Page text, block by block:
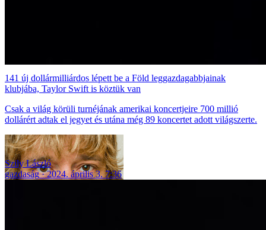
141 új dollármilliárdos lépett be a Föld leggazdagabbjainak
klubjába, Taylor Swift is köztük van
Csak a világ körüli turnéjának amerikai koncertjeire 700 millió
dollárért adtak el jegyet és utána még 89 koncertet adott világszerte.
Szily László
gazdaság
2024. április 3. 7:36